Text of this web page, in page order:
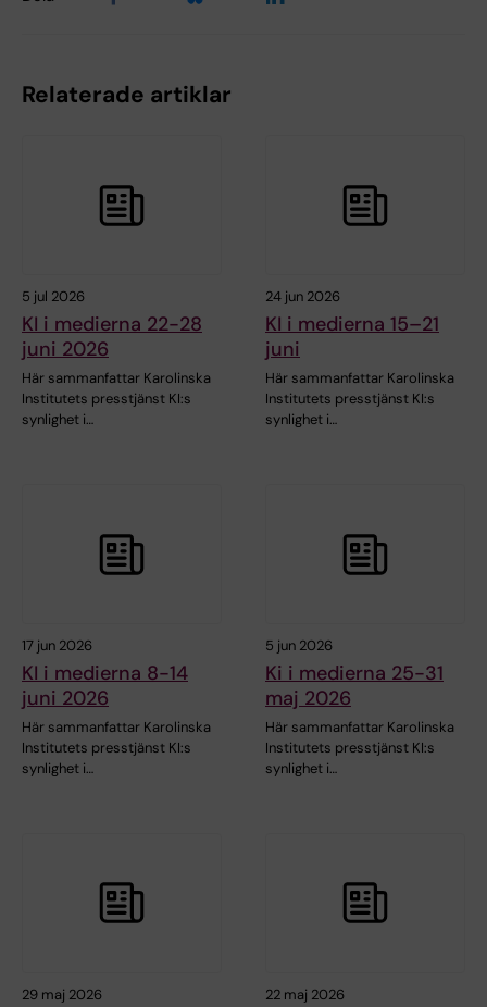
Relaterade artiklar
5 jul 2026
KI i medierna 22-28
juni 2026
Här sammanfattar Karolinska
Institutets presstjänst KI:s
synlighet i…
24 jun 2026
KI i medierna 15–21
juni
Här sammanfattar Karolinska
Institutets presstjänst KI:s
synlighet i…
17 jun 2026
KI i medierna 8-14
juni 2026
Här sammanfattar Karolinska
Institutets presstjänst KI:s
synlighet i…
5 jun 2026
Ki i medierna 25-31
maj 2026
Här sammanfattar Karolinska
Institutets presstjänst KI:s
synlighet i…
29 maj 2026 22 maj 2026